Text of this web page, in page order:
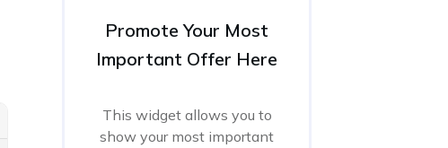
Promote Your Most
Important Offer Here
This widget allows you to
show your most important